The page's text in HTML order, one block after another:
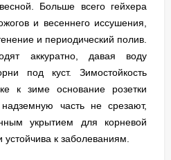
Больше всего гейхера
и весеннего иссушения,
и периодический полив.
аккуратно, давая воду
под куст. Зимостойкость
к зиме основание розетки
часть не срезают,
укрытием для корневой
к заболеваниям.